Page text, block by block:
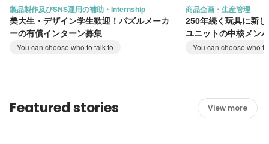
製品製作及びSNS運用の補助・Internship
美大生・デザイン学生歓迎！パズルメーカ
ーの有償インターン募集
You can choose who to talk to
商品企画・生産管理
250年続く玩具に新
ユニットの中核メン
You can choose who
Featured stories View more